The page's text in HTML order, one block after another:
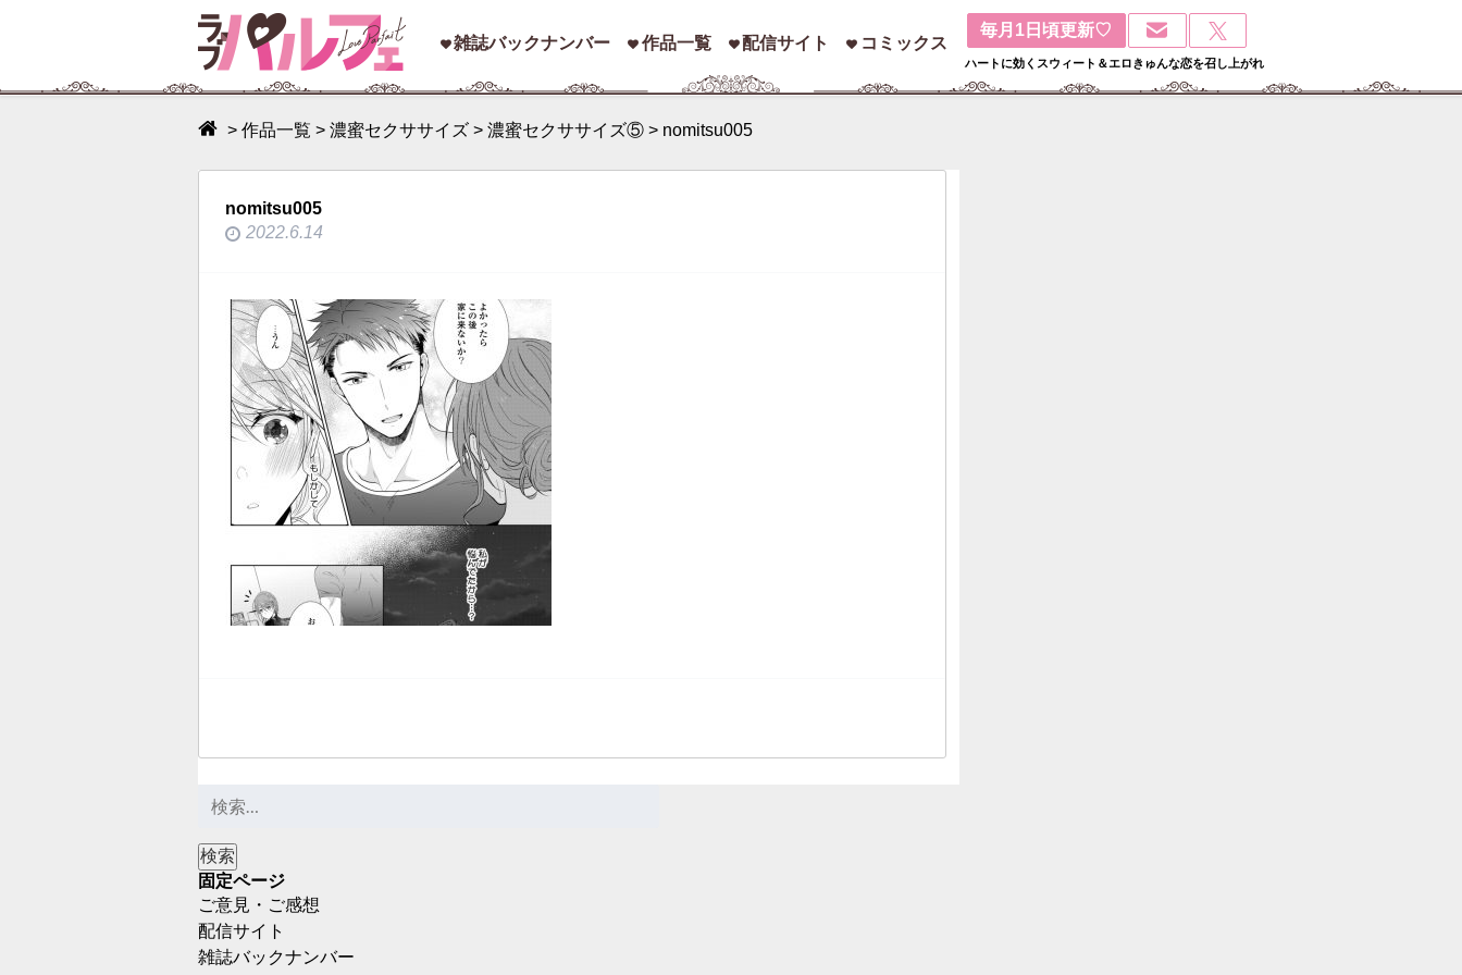
雑誌バックナンバー 作品一覧 配信サイト コミックス
毎月1日頃更新♡
ハートに効くスウィート＆エロきゅんな恋を召し上がれ
> 作品一覧 > 濃蜜セクササイズ> 濃蜜セクササイズ⑤> nomitsu005
nomitsu005
2022.6.14
固定ページ
ご意見・ご感想
配信サイト
雑誌バックナンバー